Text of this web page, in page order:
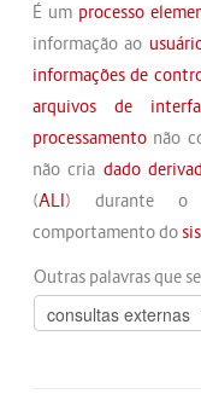
É um processo
informação ao
informações de
arquivos de
processamentonão
não cria dado
(ALI) durante o
comportamento do
Outras palavras que